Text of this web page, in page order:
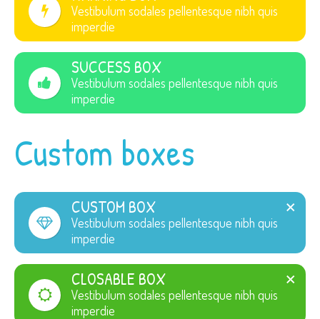
Vestibulum sodales pellentesque nibh quis
imperdie
SUCCESS BOX
Vestibulum sodales pellentesque nibh quis
imperdie
Custom boxes
CUSTOM BOX
Vestibulum sodales pellentesque nibh quis
imperdie
CLOSABLE BOX
Vestibulum sodales pellentesque nibh quis
imperdie